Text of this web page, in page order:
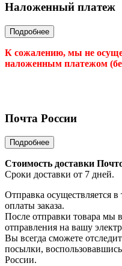
Наложенный платеж
К сожалению, мы не
наложенным платежом
Почта России
Стоимость доставки
Сроки доставки от 7 дней.
Отправка осуществляется
оплаты заказа.
После отправки товара мы
отправления на вашу
Вы всегда сможете
посылки,
России.